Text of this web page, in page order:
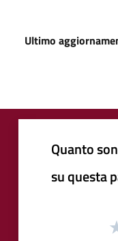
Ultimo
Quanto
su questa